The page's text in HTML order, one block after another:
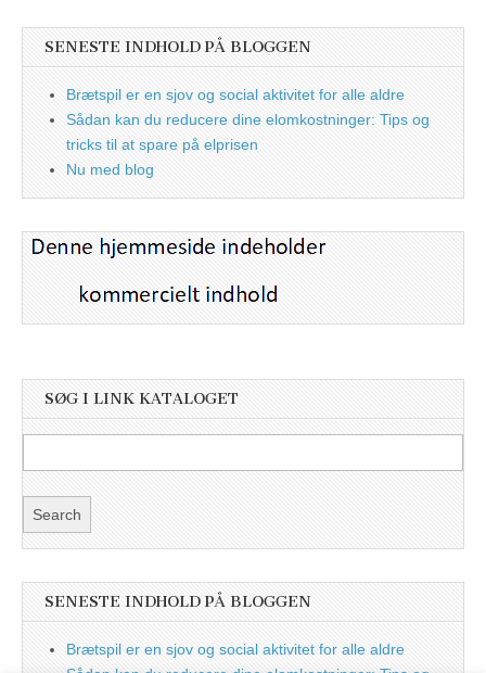
SENESTE INDHOLD PÅ BLOGGEN
Brætspil er en sjov og social aktivitet for alle aldre
Sådan kan du reducere dine elomkostninger: Tips og
tricks til at spare på elprisen
Nu med blog
SØG I LINK KATALOGET
SENESTE INDHOLD PÅ BLOGGEN
Brætspil er en sjov og social aktivitet for alle aldre